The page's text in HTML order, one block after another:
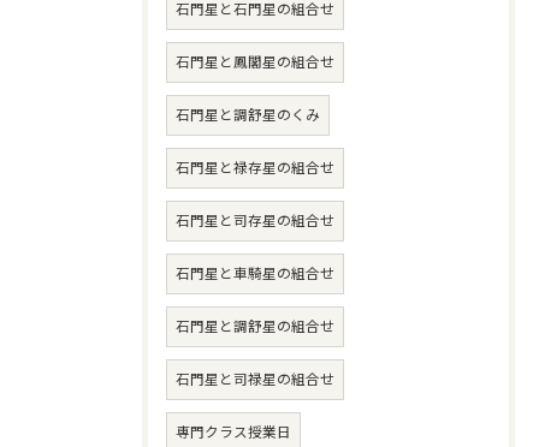
石門星と石門星の組合せ
石門星と鳳閣星の組合せ
石門星と調舒星のくみ
石門星と禄存星の組合せ
石門星と司存星の組合せ
石門星と車騎星の組合せ
石門星と調舒星の組合せ
石門星と司禄星の組合せ
専門クラス授業日